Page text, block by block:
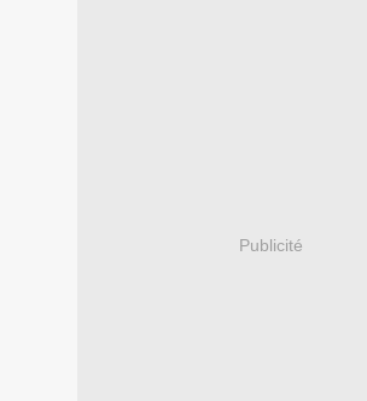
Publicité